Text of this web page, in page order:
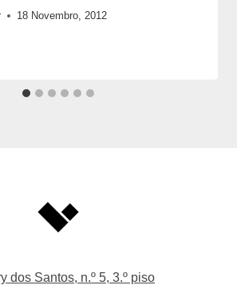
18 Novembro, 2012
dos Santos, n.º 5, 3.º piso